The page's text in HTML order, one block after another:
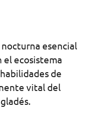
nocturna esencial
el ecosistema
de
vital del